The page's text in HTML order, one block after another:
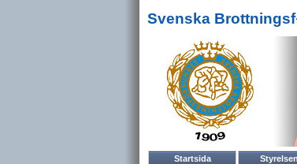
Svenska
Startsida Styrelsen